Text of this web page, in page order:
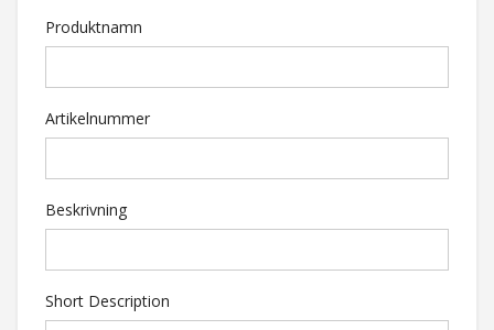
Produktnamn
Artikelnummer
Beskrivning
Short Description